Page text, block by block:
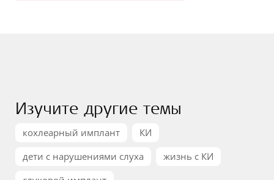
Изучите другие темы
кохлеарный имплант
КИ
дети с нарушениями слуха
жизнь с КИ